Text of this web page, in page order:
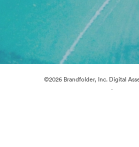
©2026 Brandfolder, Inc. Digital
·